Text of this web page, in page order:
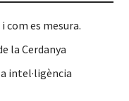
i com es mesura.
la Cerdanya
intel·ligència